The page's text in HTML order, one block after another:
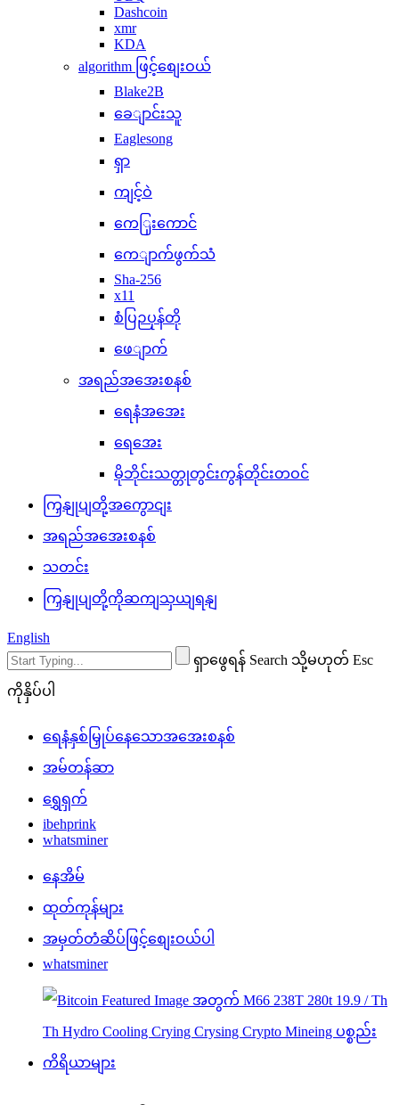
Dashcoin
xmr
KDA
algorithm ဖြင့်စျေးဝယ်
Blake2B
ခေျာင်းသူ
Eaglesong
ရှာ
ကျင့်ဝဲ
ကေြှးကောင်
ကေျာက်ဖွက်သံ
Sha-256
x11
စံပြဉပုန်တို
ဖေျာက်
အရည်အအေးစနစ်
ရေနံအအေး
ရေအေး
မိုဘိုင်းသတ္တုတွင်းကွန်တိုင်းတဝင်
ကြှနျုပျတို့အကွောငျး
အရည်အအေးစနစ်
သတင်း
ကြှနျုပျတို့ကိုဆကျသှယျရနျ
English
ရှာဖွေရန် Search သို့မဟုတ် Esc
ကိုနှိပ်ပါ
ရေနံနှစ်မြှုပ်နေသောအအေးစနစ်
အမ်တန်ဆာ
ရွှေရှက်
ibehprink
whatsminer
နေအိမ်
ထုတ်ကုန်များ
အမှတ်တံဆိပ်ဖြင့်စျေးဝယ်ပါ
whatsminer